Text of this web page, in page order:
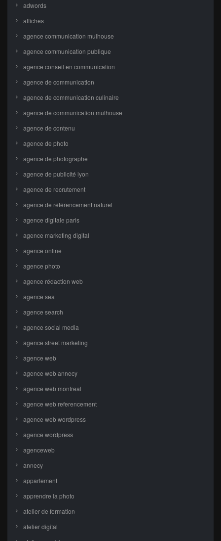
adwords
affiches
agence communication mulhouse
agence communication publique
agence conseil en communication
agence de communication
agence de communication culinaire
agence de communication mulhouse
agence de contenu
agence de photo
agence de photographe
agence de publicité lyon
agence de recrutement
agence de référencement naturel
agence digitale paris
agence marketing digital
agence online
agence photo
agence rédaction web
agence sea
agence search
agence social media
agence street marketing
agence web
agence web annecy
agence web montreal
agence web referencement
agence web wordpress
agence wordpress
agenceweb
annecy
appartement
apprendre la photo
atelier de formation
atelier digital